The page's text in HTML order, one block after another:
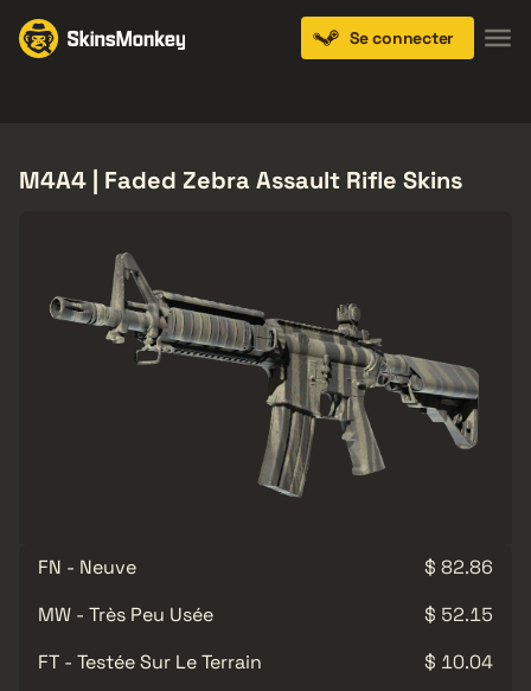
Se connecter
M4A4 | Faded Zebra Assault Rifle Skins
FN - Neuve
$ 82.86
MW - Très Peu Usée
$ 52.15
FT - Testée Sur Le Terrain
$ 10.04